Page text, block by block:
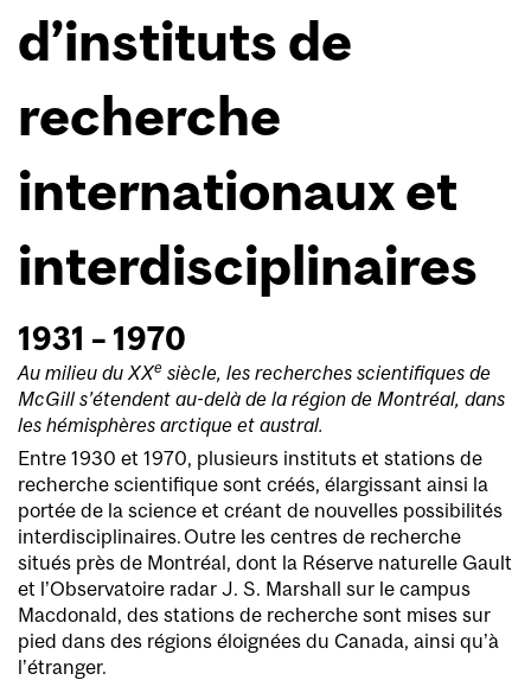
d’instituts de
recherche
internationaux et
interdisciplinaires
1931 – 1970
Au milieu du XXe siècle, les recherches scientifiques de
McGill s’étendent au-delà de la région de Montréal, dans
les hémisphères arctique et austral.
Entre 1930 et 1970, plusieurs instituts et stations de
recherche scientifique sont créés, élargissant ainsi la
portée de la science et créant de nouvelles possibilités
interdisciplinaires. Outre les centres de recherche
situés près de Montréal, dont la Réserve naturelle Gault
et l’Observatoire radar J. S. Marshall sur le campus
Macdonald, des stations de recherche sont mises sur
pied dans des régions éloignées du Canada, ainsi qu’à
l’étranger.